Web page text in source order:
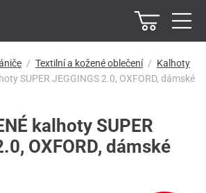
Textilní a kožené oblečení
Kalhoty
SUPER JEGGINGS 2.0, OXFORD, dámské
kalhoty SUPER
OXFORD, dámské